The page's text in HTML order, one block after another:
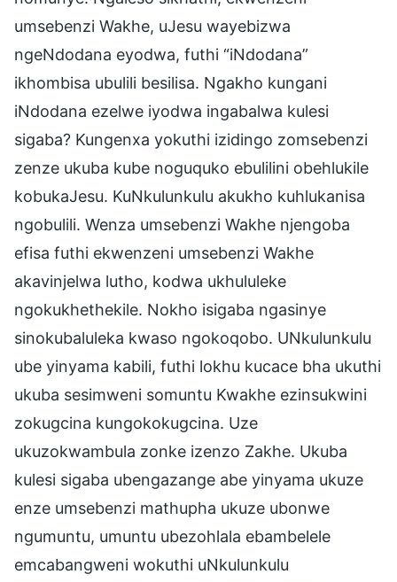
umsebenzi Wakhe, uJesu wayebizwa
ngeNdodana eyodwa, futhi “iNdodana”
ikhombisa ubulili besilisa. Ngakho kungani
iNdodana ezelwe iyodwa ingabalwa kulesi
sigaba? Kungenxa yokuthi izidingo zomsebenzi
zenze ukuba kube noguquko ebulilini obehlukile
kobukaJesu. KuNkulunkulu akukho kuhlukanisa
ngobulili. Wenza umsebenzi Wakhe njengoba
efisa futhi ekwenzeni umsebenzi Wakhe
akavinjelwa lutho, kodwa ukhululeke
ngokukhethekile. Nokho isigaba ngasinye
sinokubaluleka kwaso ngokoqobo. UNkulunkulu
ube yinyama kabili, futhi lokhu kucace bha ukuthi
ukuba sesimweni somuntu Kwakhe ezinsukwini
zokugcina kungokokugcina. Uze
ukuzokwambula zonke izenzo Zakhe. Ukuba
kulesi sigaba ubengazange abe yinyama ukuze
enze umsebenzi mathupha ukuze ubonwe
ngumuntu, umuntu ubezohlala ebambelele
emcabangweni wokuthi uNkulunkulu